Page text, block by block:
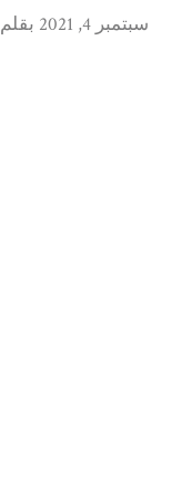
سبتمبر 4, 2021 بقلم